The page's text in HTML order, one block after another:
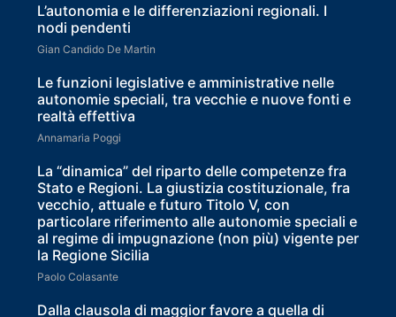
L’autonomia e le differenziazioni regionali. I
nodi pendenti
Gian Candido De Martin
Le funzioni legislative e amministrative nelle
autonomie speciali, tra vecchie e nuove fonti e
realtà effettiva
Annamaria Poggi
La “dinamica” del riparto delle competenze fra
Stato e Regioni. La giustizia costituzionale, fra
vecchio, attuale e futuro Titolo V, con
particolare riferimento alle autonomie speciali e
al regime di impugnazione (non più) vigente per
la Regione Sicilia
Paolo Colasante
Dalla clausola di maggior favore a quella di